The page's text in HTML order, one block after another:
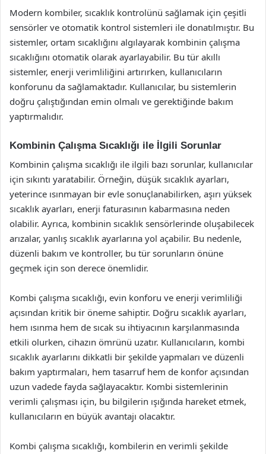
Modern kombiler, sıcaklık kontrolünü sağlamak için çeşitli
sensörler ve otomatik kontrol sistemleri ile donatılmıştır. Bu
sistemler, ortam sıcaklığını algılayarak kombinin çalışma
sıcaklığını otomatik olarak ayarlayabilir. Bu tür akıllı
sistemler, enerji verimliliğini artırırken, kullanıcıların
konforunu da sağlamaktadır. Kullanıcılar, bu sistemlerin
doğru çalıştığından emin olmalı ve gerektiğinde bakım
yaptırmalıdır.
Kombinin Çalışma Sıcaklığı ile İlgili Sorunlar
Kombinin çalışma sıcaklığı ile ilgili bazı sorunlar, kullanıcılar
için sıkıntı yaratabilir. Örneğin, düşük sıcaklık ayarları,
yeterince ısınmayan bir evle sonuçlanabilirken, aşırı yüksek
sıcaklık ayarları, enerji faturasının kabarmasına neden
olabilir. Ayrıca, kombinin sıcaklık sensörlerinde oluşabilecek
arızalar, yanlış sıcaklık ayarlarına yol açabilir. Bu nedenle,
düzenli bakım ve kontroller, bu tür sorunların önüne
geçmek için son derece önemlidir.
Kombi çalışma sıcaklığı, evin konforu ve enerji verimliliği
açısından kritik bir öneme sahiptir. Doğru sıcaklık ayarları,
hem ısınma hem de sıcak su ihtiyacının karşılanmasında
etkili olurken, cihazın ömrünü uzatır. Kullanıcıların, kombi
sıcaklık ayarlarını dikkatli bir şekilde yapmaları ve düzenli
bakım yaptırmaları, hem tasarruf hem de konfor açısından
uzun vadede fayda sağlayacaktır. Kombi sistemlerinin
verimli çalışması için, bu bilgilerin ışığında hareket etmek,
kullanıcıların en büyük avantajı olacaktır.
Kombi çalışma sıcaklığı, kombilerin en verimli şekilde